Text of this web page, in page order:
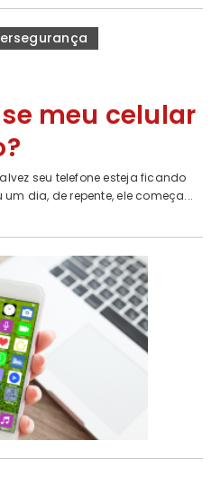
meu celular
seu telefone esteja ficando
dia, de repente, ele começa...